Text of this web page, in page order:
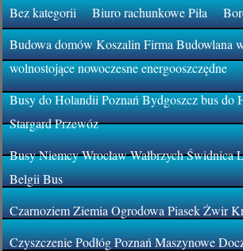
Bez kategorii Biuro rachunkowe Piła
Budowa domów Koszalin Firma Budowlana
wolnostojące nowoczesne energooszczędne
Busy do Holandii Poznań Bydgoszcz bus do
Stargard Przewóz
Busy Niemcy Wrocław Wałbrzych
Belgii Bus
Czarnoziem Ziemia Ogrodowa Piasek Żwir
Czyszczenie Podłóg Poznań Maszynowe